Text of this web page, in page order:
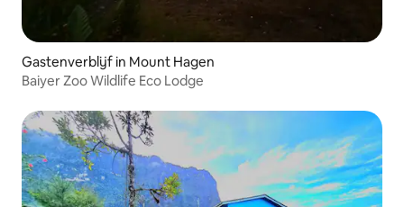
Gastenverblijf in Mount Hagen
Baiyer Zoo Wildlife Eco Lodge